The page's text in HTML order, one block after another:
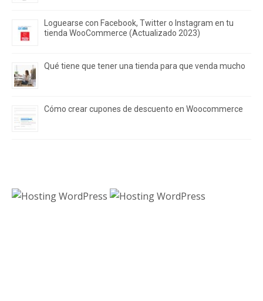
Loguearse con Facebook, Twitter o Instagram en tu
tienda WooCommerce (Actualizado 2023)
Qué tiene que tener una tienda para que venda mucho
Cómo crear cupones de descuento en Woocommerce